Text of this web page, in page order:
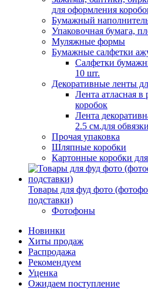
для оформления
Бумажный
Упаковочная бумага,
Муляжные формы
Бумажные салфетки
Салфетки
10 шт.
Декоративные ленты
Лента атласная в
коробок
Лента
2.5 см.для
Прочая упаковка
Шляпные коробки
Картонные коробки
Товары для фуд фото
подставки)
Фотофоны
Новинки
Хиты продаж
Распродажа
Рекомендуем
Уценка
Ожидаем поступление